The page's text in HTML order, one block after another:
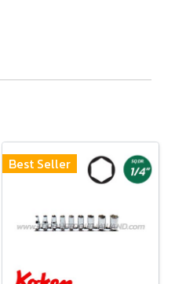
Best Seller